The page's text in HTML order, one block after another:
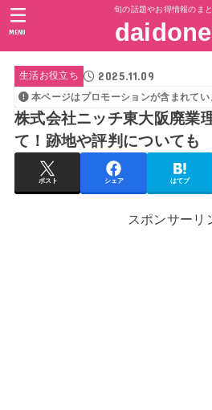
旬の話題やお得情報のま
MENU
生活お役立ち 2025.11.09
本ページはプロモーションが含まれてい
株式会社ニッチ東大阪廃業
て！跡地や評判についても
ポスト シェア はてブ
スポンサーリ